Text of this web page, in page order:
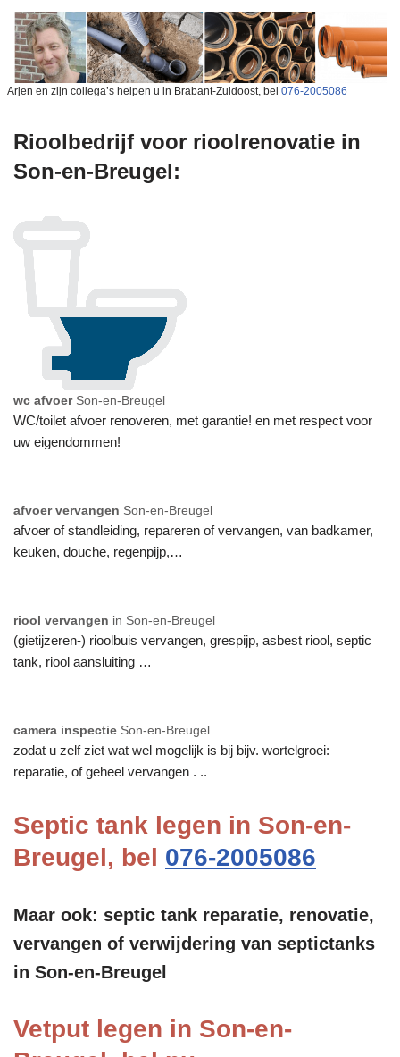
Arjen en zijn collega’s helpen u in Brabant-Zuidoost, bel 076-2005086
Rioolbedrijf voor rioolrenovatie in
Son-en-Breugel:
wc afvoer Son-en-Breugel
WC/toilet afvoer renoveren, met garantie! en met respect voor
uw eigendommen!
afvoer vervangen Son-en-Breugel
afvoer of standleiding, repareren of vervangen, van badkamer,
keuken, douche, regenpijp,…
riool vervangen in Son-en-Breugel
(gietijzeren-) rioolbuis vervangen, grespijp, asbest riool, septic
tank, riool aansluiting …
camera inspectie Son-en-Breugel
zodat u zelf ziet wat wel mogelijk is bij bijv. wortelgroei:
reparatie, of geheel vervangen . ..
Septic tank legen in Son-en-
Breugel, bel 076-2005086
Maar ook: septic tank reparatie, renovatie,
vervangen of verwijdering van septictanks
in Son-en-Breugel
Vetput legen in Son-en-